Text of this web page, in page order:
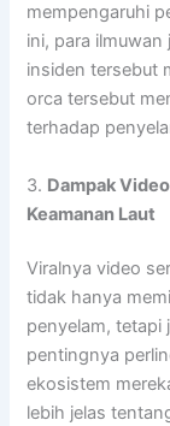
mempengaruhi
ini, para
insiden tersebut
orca tersebut
terhadap
3. Dampak
Keamanan Laut
Viralnya video
tidak hanya
penyelam, tetapi
pentingnya
ekosistem
lebih jelas